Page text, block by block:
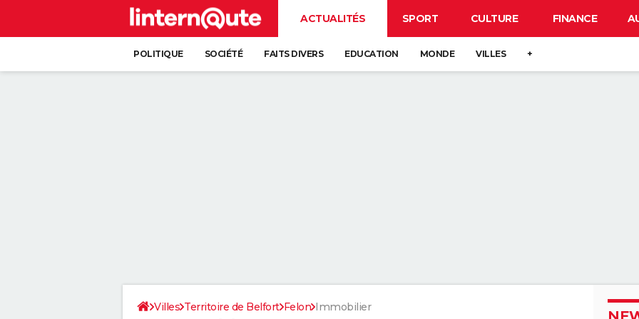
ACTUALITÉS SPORT CULTURE FINANCE
POLITIQUE SOCIÉTÉ FAITS DIVERS EDUCATION MONDE VILLES +
Villes Territoire de Belfort Felon Immobilier